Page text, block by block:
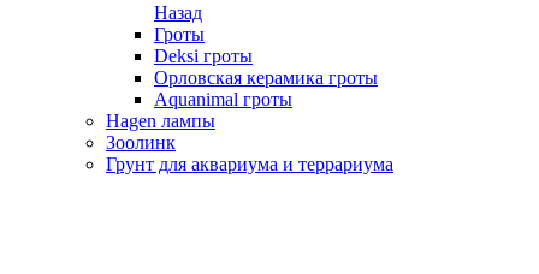
Назад
Гроты
Deksi гроты
Орловская керамика гроты
Aquanimal гроты
Hagen лампы
Зоолинк
Грунт для аквариума и террариума